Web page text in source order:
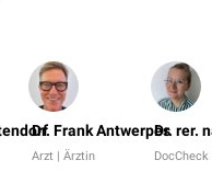
Dr. Frank Antwerpes
Arzt | Ärztin
Dr. rer.